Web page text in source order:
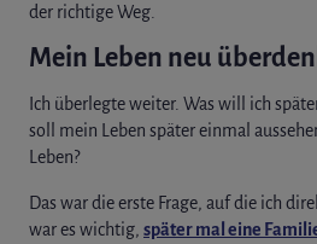
der richtige Weg.
Mein Leben neu
Ich überlegte weiter. Was will ich
soll mein Leben später einmal
Leben?
Das war die erste Frage, auf die ich
war es wichtig, später mal eine